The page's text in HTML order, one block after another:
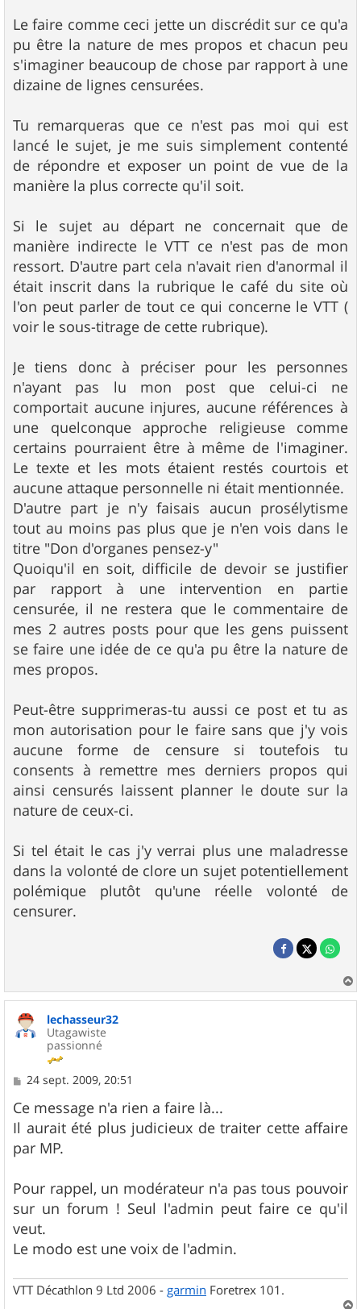
Le faire comme ceci jette un discrédit sur ce qu'a
pu être la nature de mes propos et chacun peu
s'imaginer beaucoup de chose par rapport à une
dizaine de lignes censurées.
Tu remarqueras que ce n'est pas moi qui est
lancé le sujet, je me suis simplement contenté
de répondre et exposer un point de vue de la
manière la plus correcte qu'il soit.
Si le sujet au départ ne concernait que de
manière indirecte le VTT ce n'est pas de mon
ressort. D'autre part cela n'avait rien d'anormal il
était inscrit dans la rubrique le café du site où
l'on peut parler de tout ce qui concerne le VTT (
voir le sous-titrage de cette rubrique).
Je tiens donc à préciser pour les personnes
n'ayant pas lu mon post que celui-ci ne
comportait aucune injures, aucune références à
une quelconque approche religieuse comme
certains pourraient être à même de l'imaginer.
Le texte et les mots étaient restés courtois et
aucune attaque personnelle ni était mentionnée.
D'autre part je n'y faisais aucun prosélytisme
tout au moins pas plus que je n'en vois dans le
titre "Don d'organes pensez-y"
Quoiqu'il en soit, difficile de devoir se justifier
par rapport à une intervention en partie
censurée, il ne restera que le commentaire de
mes 2 autres posts pour que les gens puissent
se faire une idée de ce qu'a pu être la nature de
mes propos.
Peut-être supprimeras-tu aussi ce post et tu as
mon autorisation pour le faire sans que j'y vois
aucune forme de censure si toutefois tu
consents à remettre mes derniers propos qui
ainsi censurés laissent planner le doute sur la
nature de ceux-ci.
Si tel était le cas j'y verrai plus une maladresse
dans la volonté de clore un sujet potentiellement
polémique plutôt qu'une réelle volonté de
censurer.
a
lechasseur32
Utagawiste
passionné
M
s
s
a
g
e
24 sept. 2009, 20:51
Ce message n'a rien a faire là...
Il aurait été plus judicieux de traiter cette affaire
par MP.
Pour rappel, un modérateur n'a pas tous pouvoir
sur un forum ! Seul l'admin peut faire ce qu'il
veut.
Le modo est une voix de l'admin.
VTT Décathlon 9 Ltd 2006 - garmin Foretrex 101.